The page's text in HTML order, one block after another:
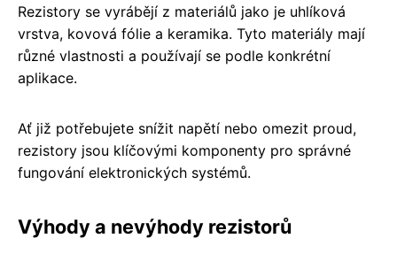
Rezistory se vyrábějí z materiálů jako je uhlíková
vrstva, kovová fólie a keramika. Tyto materiály mají
různé vlastnosti a používají se podle konkrétní
aplikace.
Ať již potřebujete snížit napětí nebo omezit proud,
rezistory jsou klíčovými komponenty pro správné
fungování elektronických systémů.
Výhody a nevýhody rezistorů